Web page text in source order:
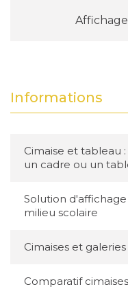
Informations
Cimaise et tableau
un cadre ou un
Solution
milieu scolaire
Cimaises et
Comparatif cimaises
"Texture Gold" est
Cette technique
même en cas
Avantages de
L'aluminium
panneaux sur
Affichage